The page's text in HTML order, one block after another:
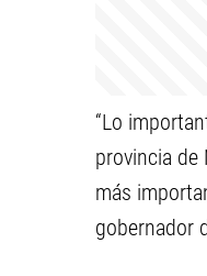
“Lo
provincia de
más
gobernador